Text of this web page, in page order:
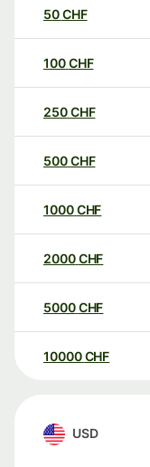
50CHF
100CHF
250CHF
500CHF
1000CHF
2000CHF
5000CHF
10000 CHF
USD